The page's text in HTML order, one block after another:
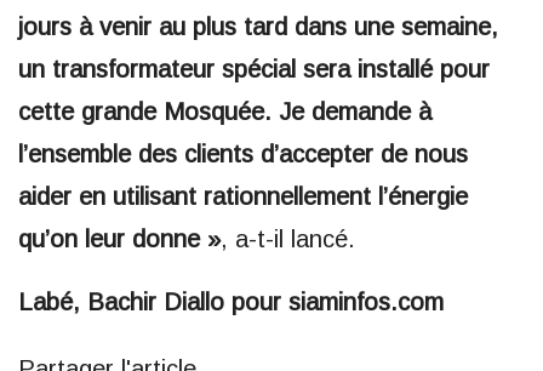
jours à venir au plus tard dans une semaine,
un transformateur spécial sera installé pour
cette grande Mosquée. Je demande à
l’ensemble des clients d’accepter de nous
aider en utilisant rationnellement l’énergie
qu’on leur donne », a-t-il lancé.
Labé, Bachir Diallo pour siaminfos.com